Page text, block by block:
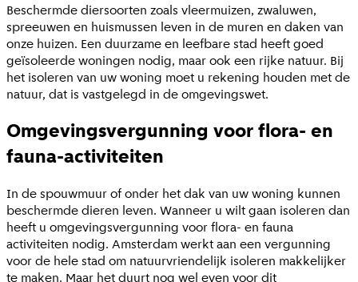
Beschermde diersoorten zoals vleermuizen, zwaluwen,
spreeuwen en huismussen leven in de muren en daken van
onze huizen. Een duurzame en leefbare stad heeft goed
geïsoleerde woningen nodig, maar ook een rijke natuur. Bij
het isoleren van uw woning moet u rekening houden met de
natuur, dat is vastgelegd in de omgevingswet.
Omgevingsvergunning voor flora- en
fauna-activiteiten
In de spouwmuur of onder het dak van uw woning kunnen
beschermde dieren leven. Wanneer u wilt gaan isoleren dan
heeft u omgevingsvergunning voor flora- en fauna
activiteiten nodig. Amsterdam werkt aan een vergunning
voor de hele stad om natuurvriendelijk isoleren makkelijker
te maken. Maar het duurt nog wel even voor dit